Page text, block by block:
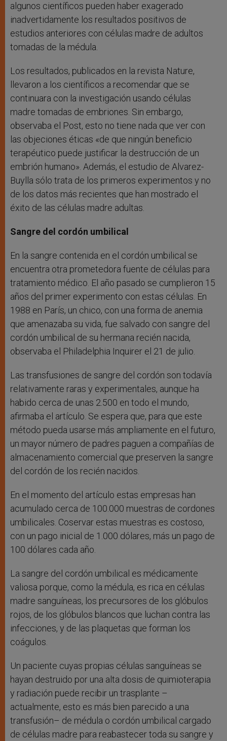
algunos científicos pueden haber exagerado
inadvertidamente los resultados positivos de
estudios anteriores con células madre de adultos
tomadas de la médula.
Los resultados, publicados en la revista Nature,
llevaron a los científicos a recomendar que se
continuara con la investigación usando células
madre tomadas de embriones. Sin embargo,
observaba el Post, esto no tiene nada que ver con
las objeciones éticas «de que ningún beneficio
terapéutico puede justificar la destrucción de un
embrión humano». Además, el estudio de Alvarez-
Buylla sólo trata de los primeros experimentos y no
de los datos más recientes que han mostrado el
éxito de las células madre adultas.
Sangre del cordón umbilical
En la sangre contenida en el cordón umbilical se
encuentra otra prometedora fuente de células para
tratamiento médico. El año pasado se cumplieron 15
años del primer experimento con estas células. En
1988 en París, un chico, con una forma de anemia
que amenazaba su vida, fue salvado con sangre del
cordón umbilical de su hermana recién nacida,
observaba el Philadelphia Inquirer el 21 de julio.
Las transfusiones de sangre del cordón son todavía
relativamente raras y experimentales, aunque ha
habido cerca de unas 2.500 en todo el mundo,
afirmaba el artículo. Se espera que, para que este
método pueda usarse más ampliamente en el futuro,
un mayor número de padres paguen a compañías de
almacenamiento comercial que preserven la sangre
del cordón de los recién nacidos.
En el momento del artículo estas empresas han
acumulado cerca de 100.000 muestras de cordones
umbilicales. Coservar estas muestras es costoso,
con un pago inicial de 1.000 dólares, más un pago de
100 dólares cada año.
La sangre del cordón umbilical es médicamente
valiosa porque, como la médula, es rica en células
madre sanguíneas, los precursores de los glóbulos
rojos, de los glóbulos blancos que luchan contra las
infecciones, y de las plaquetas que forman los
coágulos.
Un paciente cuyas propias células sanguíneas se
hayan destruido por una alta dosis de quimioterapia
y radiación puede recibir un trasplante –
actualmente, esto es más bien parecido a una
transfusión– de médula o cordón umbilical cargado
de células madre para reabastecer toda su sangre y